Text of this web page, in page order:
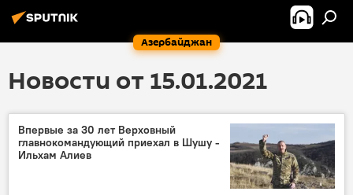
Азербайджан
Новости от 15.01.2021
Впервые за 30 лет Верховный
главнокомандующий приехал в Шушу -
Ильхам Алиев